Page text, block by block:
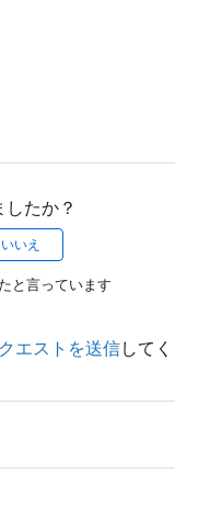
たか？
と言っています
エストを送信してく